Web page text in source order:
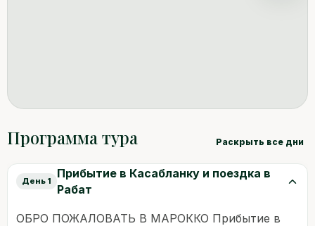
Программа тура Раскрыть все дни
День 1
Прибытие в Касабланку и поездка в
Рабат
ОБРО ПОЖАЛОВАТЬ В МАРОККО Прибытие в